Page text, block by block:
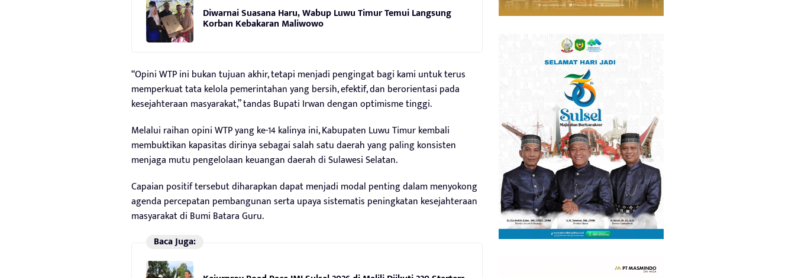
Diwarnai Suasana Haru, Wabup Luwu Timur Temui Langsung
Korban Kebakaran Maliwowo
“Opini WTP ini bukan tujuan akhir, tetapi menjadi pengingat bagi kami untuk terus
memperkuat tata kelola pemerintahan yang bersih, efektif, dan berorientasi pada
kesejahteraan masyarakat,” tandas Bupati Irwan dengan optimisme tinggi.
Melalui raihan opini WTP yang ke-14 kalinya ini, Kabupaten Luwu Timur kembali
membuktikan kapasitas dirinya sebagai salah satu daerah yang paling konsisten
menjaga mutu pengelolaan keuangan daerah di Sulawesi Selatan.
Capaian positif tersebut diharapkan dapat menjadi modal penting dalam menyokong
agenda percepatan pembangunan serta upaya sistematis peningkatan kesejahteraan
masyarakat di Bumi Batara Guru.
Baca Juga: